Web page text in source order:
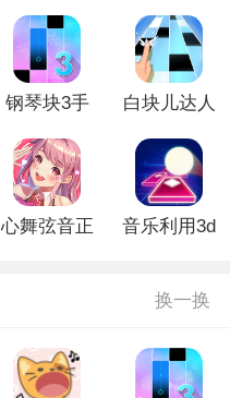
钢琴块3手
白块儿达人
心舞弦音正
音乐利用3d
换一换